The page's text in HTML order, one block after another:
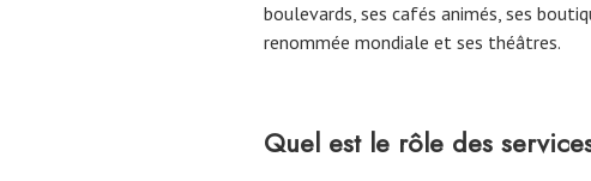
boulevards, ses cafés animés, ses
renommée mondiale et ses théâtres.
Quel est le rôle des